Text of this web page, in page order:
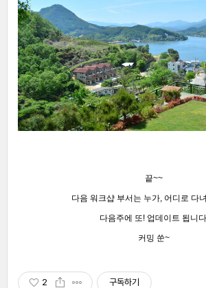
끝~~
다음 워크샵 부서는 누가, 어디로 다
다음주에 또! 업데이트 됩니
커밍 쑨~
2 구독하기